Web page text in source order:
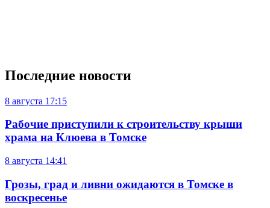
Последние новости
8 августа 17:15
Рабочие приступили к строительству крыши
храма на Клюева в Томске
8 августа 14:41
Грозы, град и ливни ожидаются в Томске в
воскресенье